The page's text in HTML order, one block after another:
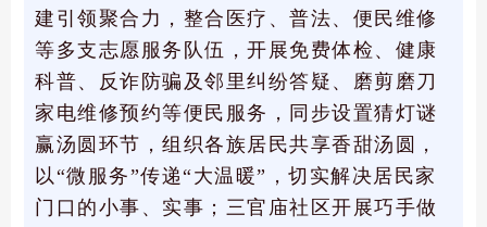
建引领聚合力，整合医疗、普法、便民维修
等多支志愿服务队伍，开展免费体检、健康
科普、反诈防骗及邻里纠纷答疑、磨剪磨刀
家电维修预约等便民服务，同步设置猜灯谜
赢汤圆环节，组织各族居民共享香甜汤圆，
以“微服务”传递“大温暖”，切实解决居民家
门口的小事、实事；三官庙社区开展巧手做